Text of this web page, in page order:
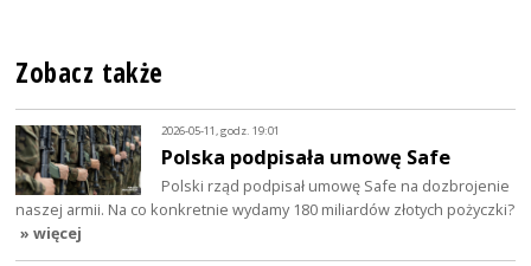
Zobacz także
2026-05-11, godz. 19:01
Polska podpisała umowę Safe
Polski rząd podpisał umowę Safe na dozbrojenie
naszej armii. Na co konkretnie wydamy 180 miliardów złotych pożyczki?
» więcej